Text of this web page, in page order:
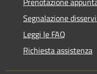
Segnalazione
Leggi le FAQ
Richiesta assistenza